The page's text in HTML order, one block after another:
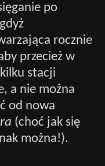
po
rocznie
przecież w
stacji
a nie można
od nowa
(choć jak się
można!).